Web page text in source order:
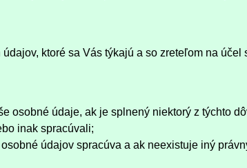
ktoré sa Vás týkajú a so zreteľom na
osobné údaje, ak je splnený niektorý z týchto
inak spracúvali;
údajov spracúva a ak neexistuje iný